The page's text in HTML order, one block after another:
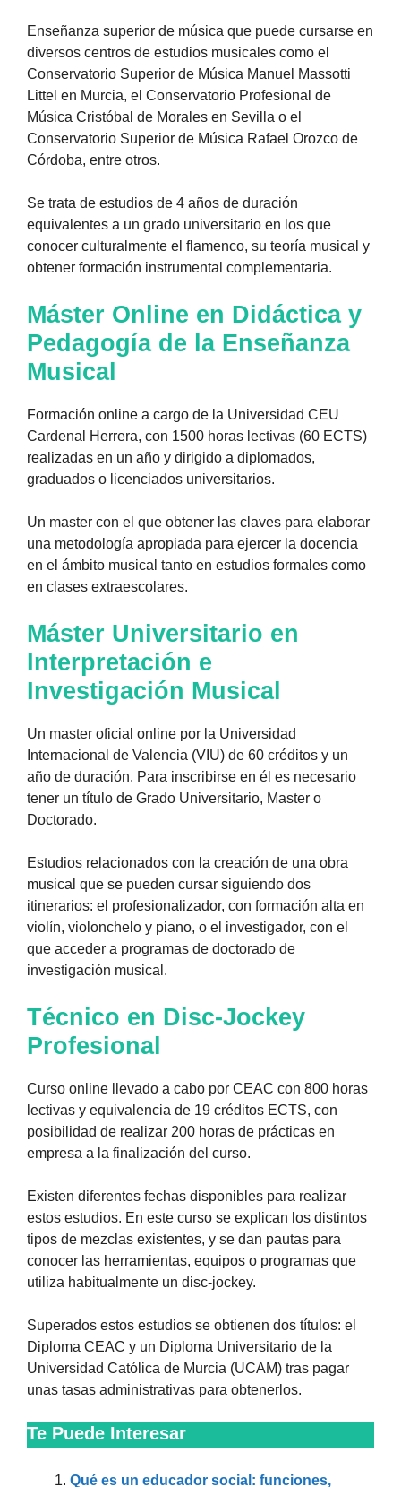
Enseñanza superior de música que puede cursarse en
diversos centros de estudios musicales como el
Conservatorio Superior de Música Manuel Massotti
Littel en Murcia, el Conservatorio Profesional de
Música Cristóbal de Morales en Sevilla o el
Conservatorio Superior de Música Rafael Orozco de
Córdoba, entre otros.
Se trata de estudios de 4 años de duración
equivalentes a un grado universitario en los que
conocer culturalmente el flamenco, su teoría musical y
obtener formación instrumental complementaria.
Máster Online en Didáctica y
Pedagogía de la Enseñanza
Musical
Formación online a cargo de la Universidad CEU
Cardenal Herrera, con 1500 horas lectivas (60 ECTS)
realizadas en un año y dirigido a diplomados,
graduados o licenciados universitarios.
Un master con el que obtener las claves para elaborar
una metodología apropiada para ejercer la docencia
en el ámbito musical tanto en estudios formales como
en clases extraescolares.
Máster Universitario en
Interpretación e
Investigación Musical
Un master oficial online por la Universidad
Internacional de Valencia (VIU) de 60 créditos y un
año de duración. Para inscribirse en él es necesario
tener un título de Grado Universitario, Master o
Doctorado.
Estudios relacionados con la creación de una obra
musical que se pueden cursar siguiendo dos
itinerarios: el profesionalizador, con formación alta en
violín, violonchelo y piano, o el investigador, con el
que acceder a programas de doctorado de
investigación musical.
Técnico en Disc-Jockey
Profesional
Curso online llevado a cabo por CEAC con 800 horas
lectivas y equivalencia de 19 créditos ECTS, con
posibilidad de realizar 200 horas de prácticas en
empresa a la finalización del curso.
Existen diferentes fechas disponibles para realizar
estos estudios. En este curso se explican los distintos
tipos de mezclas existentes, y se dan pautas para
conocer las herramientas, equipos o programas que
utiliza habitualmente un disc-jockey.
Superados estos estudios se obtienen dos títulos: el
Diploma CEAC y un Diploma Universitario de la
Universidad Católica de Murcia (UCAM) tras pagar
unas tasas administrativas para obtenerlos.
Te Puede Interesar
Qué es un educador social: funciones,